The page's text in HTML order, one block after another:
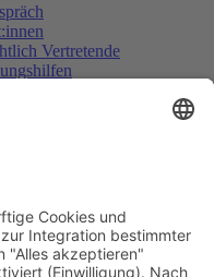
Vertretende
das eigene Leben zu
Beendens künstlicher